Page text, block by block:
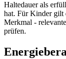
Haltedauer als
hat. Für Kinder gilt
Merkmal -
prüfen.